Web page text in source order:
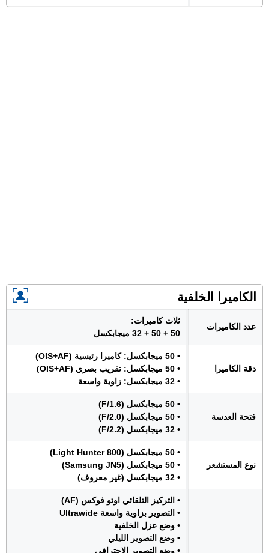
الكاميرا الخلفية
عدد الكاميرات
ثلاث كاميرات:
50 + 50 + 32 ميجابكسل
دقة الكاميرا
• 50 ميجابكسل: كاميرا رئيسية (OIS+AF)
• 50 ميجابكسل: تقريب بصري (OIS+AF)
• 32 ميجابكسل: زاوية واسعة
فتحة العدسة
• 50 ميجابكسل (F/1.6)
• 50 ميجابكسل (F/2.0)
• 32 ميجابكسل (F/2.2)
نوع المستشعر
• 50 ميجابكسل (Light Hunter 800)
• 50 ميجابكسل (Samsung JN5)
• 32 ميجابكسل (غير معروف)
• التركيز التلقائي اوتو فوكس (AF)
• التصوير بزاوية واسعة Ultrawide
• وضع عزل الخلفية
• وضع التصوير الليلي
• وضع التصوير الإحترافي